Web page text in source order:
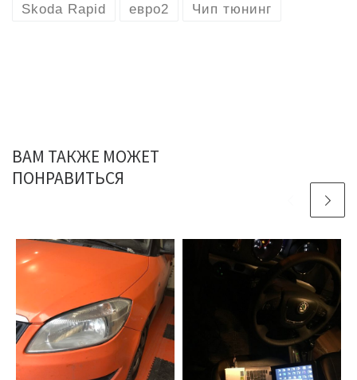
Skoda Rapid евро2 Чип тюнинг
ВАМ ТАКЖЕ МОЖЕТ
ПОНРАВИТЬСЯ